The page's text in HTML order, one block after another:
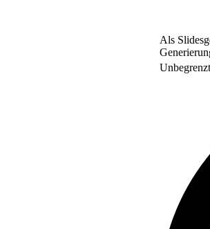
Als
Unbegrenzt